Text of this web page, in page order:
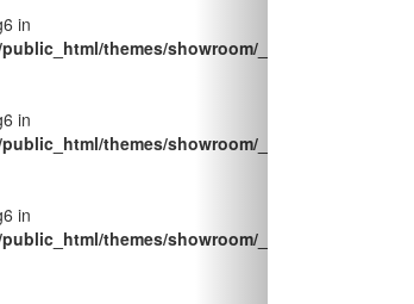
in
themes/showroom/_pages/produto.php
in
themes/showroom/_pages/produto.php
in
themes/showroom/_pages/produto.php